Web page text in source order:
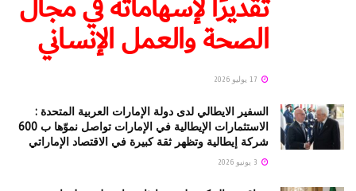
الصحة والعمل الإنساني
السفير الايطالي لدى دولة الإمارات العربية المتحدة :
الاستثمارات الإيطالية في الإمارات تواصل نموّها ب 600
شركة إيطالية وتظهر ثقة كبيرة في الاقتصاد الإماراتي